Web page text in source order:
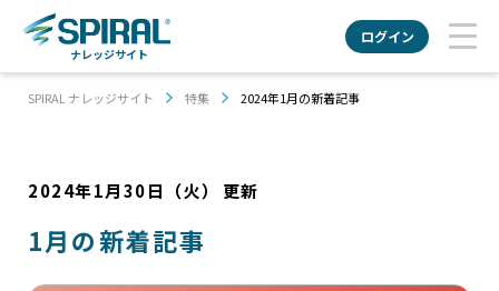
ナレッジサイト
ログイン
SPIRAL ナレッジサイト 特集 2024年1月の新着記事
2024年1月30日（火） 更新
1月の新着記事